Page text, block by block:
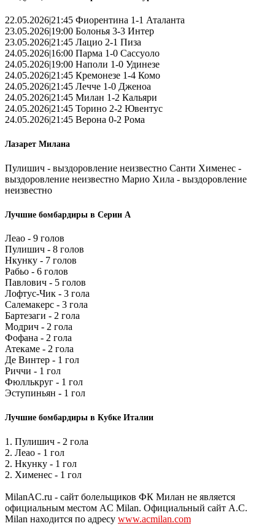
22.05.2026|21:45 Фиорентина 1-1 Аталанта
23.05.2026|19:00 Болонья 3-3 Интер
23.05.2026|21:45 Лацио 2-1 Пиза
24.05.2026|16:00 Парма 1-0 Сассуоло
24.05.2026|19:00 Наполи 1-0 Удинезе
24.05.2026|21:45 Кремонезе 1-4 Комо
24.05.2026|21:45 Лечче 1-0 Дженоа
24.05.2026|21:45 Милан 1-2 Кальяри
24.05.2026|21:45 Торино 2-2 Ювентус
24.05.2026|21:45 Верона 0-2 Рома
Лазарет Милана
Пулишич - выздоровление неизвестно Санти Хименес -
выздоровление неизвестно Марио Хила - выздоровление
неизвестно
Лучшие бомбардиры в Серии А
Леао - 9 голов
Пулишич - 8 голов
Нкунку - 7 голов
Рабьо - 6 голов
Павлович - 5 голов
Лофтус-Чик - 3 гола
Салемакерс - 3 гола
Бартезаги - 2 гола
Модрич - 2 гола
Фофана - 2 гола
Атекаме - 2 гола
Де Винтер - 1 гол
Риччи - 1 гол
Фюллькруг - 1 гол
Эступиньян - 1 гол
Лучшие бомбардиры в Кубке Италии
1. Пулишич - 2 гола
2. Леао - 1 гол
2. Нкунку - 1 гол
2. Хименес - 1 гол
MilanAC.ru - сайт болельщиков ФК Милан не является
официальным местом AC Milan. Официальный сайт A.C.
Milan находится по адресу www.acmilan.com